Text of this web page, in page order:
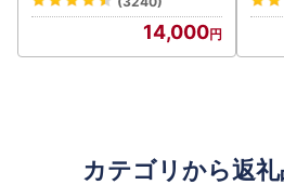
【1256759】
14,000
カテゴリから返